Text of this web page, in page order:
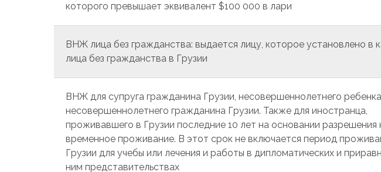
которого превышает эквивалент $100 000 в лари
ВНЖ лица без гражданства: выдается лицу, которое установлено в
лица без гражданства в Грузии
ВНЖ для супруга гражданина Грузии, несовершеннолетнего
несовершеннолетнего гражданина Грузии. Также для иностранца,
проживавшего в Грузии последние 10 лет на основании разрешения
временное проживание. В этот срок не включается период
Грузии для учебы или лечения и работы в дипломатических и
ним представительствах